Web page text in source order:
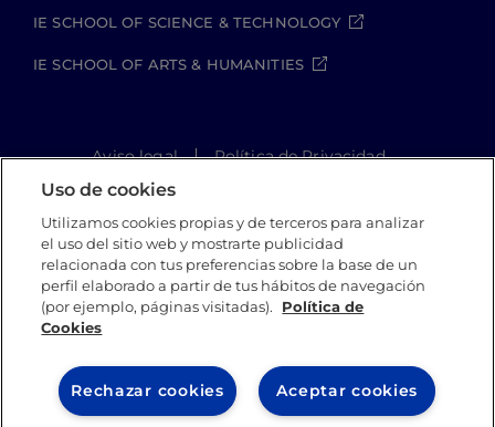
IE SCHOOL OF SCIENCE & TECHNOLOGY
IE SCHOOL OF ARTS & HUMANITIES
Aviso legal
Política de Privacidad
Política de Cookies
Canal Compliance
Site Map
IE University 2026
Uso de cookies
Utilizamos cookies propias y de terceros para analizar
el uso del sitio web y mostrarte publicidad
relacionada con tus preferencias sobre la base de un
perfil elaborado a partir de tus hábitos de navegación
(por ejemplo, páginas visitadas).
Política de
Cookies
Aceptar cookies
Rechazar cookies